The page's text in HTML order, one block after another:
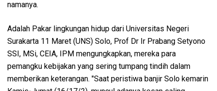
namanya.
Adalah Pakar lingkungan hidup dari Universitas Negeri
Surakarta 11 Maret (UNS) Solo, Prof Dr Ir Prabang Setyono
SSI, MSi, CEIA, IPM mengungkapkan, mereka para
pemangku kebijakan yang sering tumpang tindih dalam
memberikan keterangan. "Saat peristiwa banjir Solo kemarin